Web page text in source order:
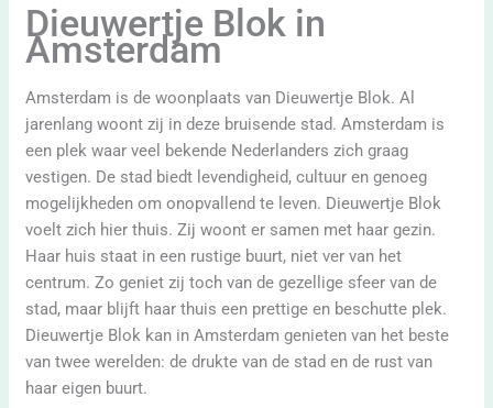
Dieuwertje Blok in
Amsterdam
Amsterdam is de woonplaats van Dieuwertje Blok. Al
jarenlang woont zij in deze bruisende stad. Amsterdam is
een plek waar veel bekende Nederlanders zich graag
vestigen. De stad biedt levendigheid, cultuur en genoeg
mogelijkheden om onopvallend te leven. Dieuwertje Blok
voelt zich hier thuis. Zij woont er samen met haar gezin.
Haar huis staat in een rustige buurt, niet ver van het
centrum. Zo geniet zij toch van de gezellige sfeer van de
stad, maar blijft haar thuis een prettige en beschutte plek.
Dieuwertje Blok kan in Amsterdam genieten van het beste
van twee werelden: de drukte van de stad en de rust van
haar eigen buurt.